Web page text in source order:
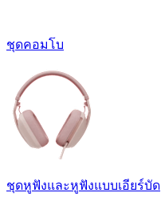
ชุดคอมโบ
ชุดหูฟังและหูฟังแบบเอียร์บัด